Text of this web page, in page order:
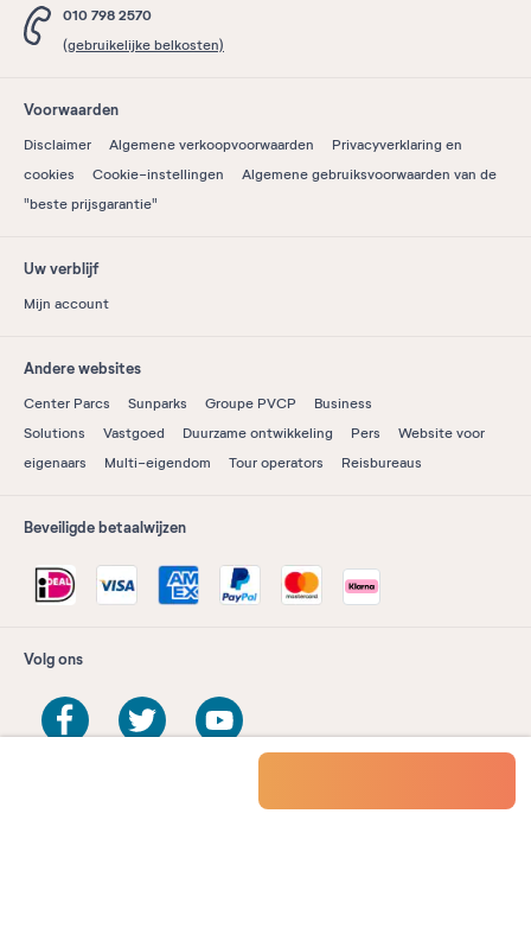
010 798 2570
(gebruikelijke belkosten)
Voorwaarden
Disclaimer Algemene verkoopvoorwaarden
Privacyverklaring en
cookies
Cookie-instellingen
Algemene gebruiksvoorwaarden van de
"beste prijsgarantie"
Uw verblijf
Mijn account
Andere websites
Center Parcs Sunparks Groupe PVCP
Business
Solutions
Vastgoed Duurzame ontwikkeling Pers
Website voor
eigenaars
Multi-eigendom Tour operators Reisbureaus
Beveiligde betaalwijzen
Volg ons